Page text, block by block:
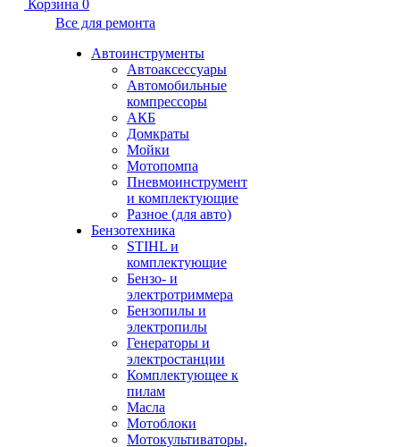
Корзина 0
Все для ремонта
Автоинструменты
Автоаксессуары
Автомобильные
компрессоры
АКБ
Домкраты
Мойки
Мотопомпа
Пневмоинструмент
и комплектующие
Разное (для авто)
Бензотехника
STIHL и
комплектующие
Бензо- и
электротриммера
Бензопилы и
электропилы
Генераторы и
электростанции
Комплектующее к
пилам
Масла
Мотоблоки
Мотокультиваторы,